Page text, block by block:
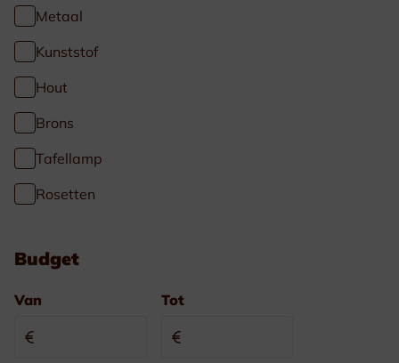
Metaal
Kunststof
Hout
Brons
Tafellamp
Rosetten
Budget
Van Tot